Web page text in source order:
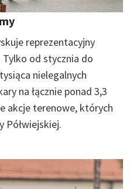
reprezentacyjny
od stycznia do
nielegalnych
na łącznie ponad 3,3
akcje terenowe, których
Półwiejskiej.